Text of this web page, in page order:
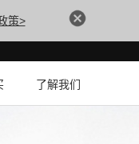
策>
了解我们